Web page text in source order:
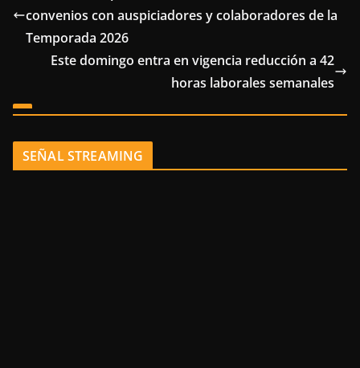
convenios con auspiciadores y colaboradores de la
Temporada 2026
Este domingo entra en vigencia reducción a 42
horas laborales semanales
SEÑAL STREAMING